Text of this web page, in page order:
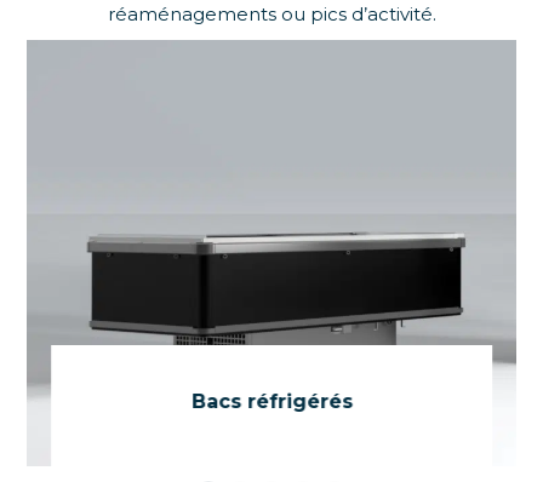
réaménagements ou pics d’activité.
Bacs réfrigérés